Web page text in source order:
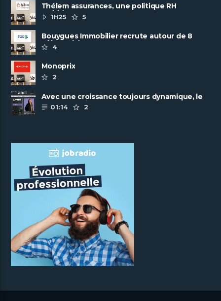
Thélem assurances, une politique RH
ambitieuse
1H25 5
Bouygues Immobilier recrute autour de 8
pôles métiers
4
Monoprix
2
Avec une croissance toujours dynamique, le
groupe Scalian continue de ......
01:14 2